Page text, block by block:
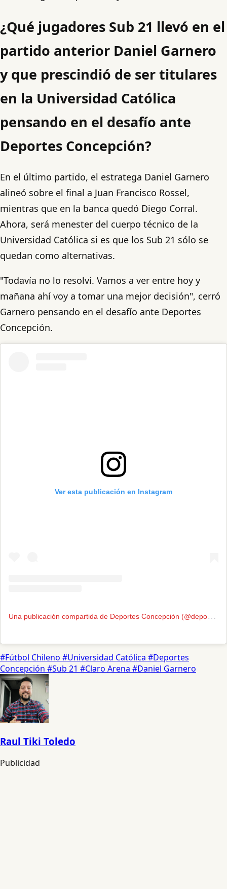
¿Qué jugadores Sub 21 llevó en el
partido anterior Daniel Garnero
y que prescindió de ser titulares
en la Universidad Católica
pensando en el desafío ante
Deportes Concepción?
En el último partido, el estratega Daniel Garnero
alineó sobre el final a Juan Francisco Rossel,
mientras que en la banca quedó Diego Corral.
Ahora, será menester del cuerpo técnico de la
Universidad Católica si es que los Sub 21 sólo se
quedan como alternativas.
"Todavía no lo resolví. Vamos a ver entre hoy y
mañana ahí voy a tomar una mejor decisión", cerró
Garnero pensando en el desafío ante Deportes
Concepción.
Ver esta publicación en Instagram
U
na publicación compartida de Deportes Concepción (@deportesconcepcionsadp)
#Fútbol Chileno #Universidad Católica #Deportes
Concepción #Sub 21 #Claro Arena #Daniel Garnero
Raul Tiki Toledo
Publicidad